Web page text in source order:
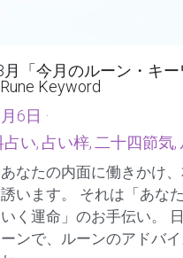
「今月のルーン・キー
Keyword
6日·
占い,占い梓,二十四節気,
なたの内面に働きかけ